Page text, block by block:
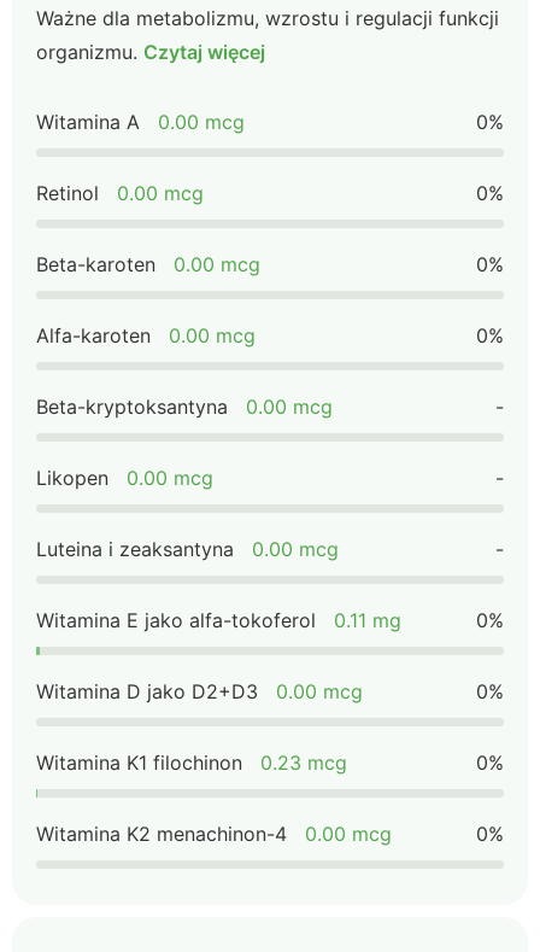
Ważne dla metabolizmu, wzrostu i regulacji funkcji
organizmu. Czytaj więcej
Witamina A 0.00 mcg 0%
Retinol 0.00 mcg 0%
Beta-karoten 0.00 mcg 0%
Alfa-karoten 0.00 mcg 0%
Beta-kryptoksantyna 0.00 mcg -
Likopen 0.00 mcg -
Luteina i zeaksantyna 0.00 mcg -
Witamina E jako alfa-tokoferol 0.11 mg 0%
Witamina D jako D2+D3 0.00 mcg 0%
Witamina K1 filochinon 0.23 mcg 0%
Witamina K2 menachinon-4 0.00 mcg 0%